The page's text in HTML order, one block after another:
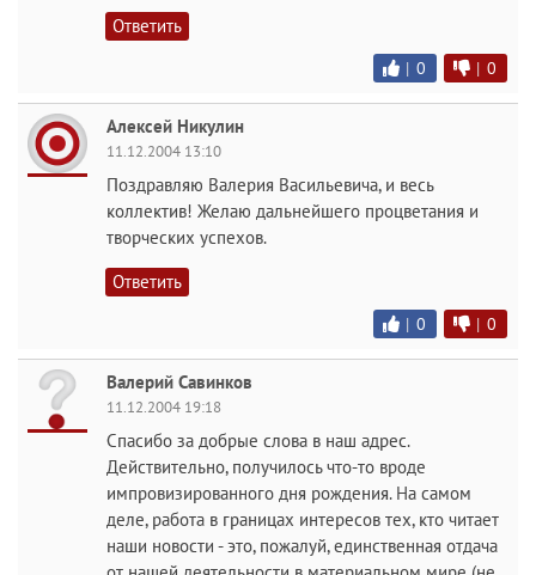
Ответить
| 0 | 0
Алексей Никулин
11.12.2004 13:10
Поздравляю Валерия Васильевича, и весь
коллектив! Желаю дальнейшего процветания и
творческих успехов.
Ответить
| 0 | 0
Валерий Савинков
11.12.2004 19:18
Спасибо за добрые слова в наш адрес.
Действительно, получилось что-то вроде
импровизированного дня рождения. На самом
деле, работа в границах интересов тех, кто читает
наши новости - это, пожалуй, единственная отдача